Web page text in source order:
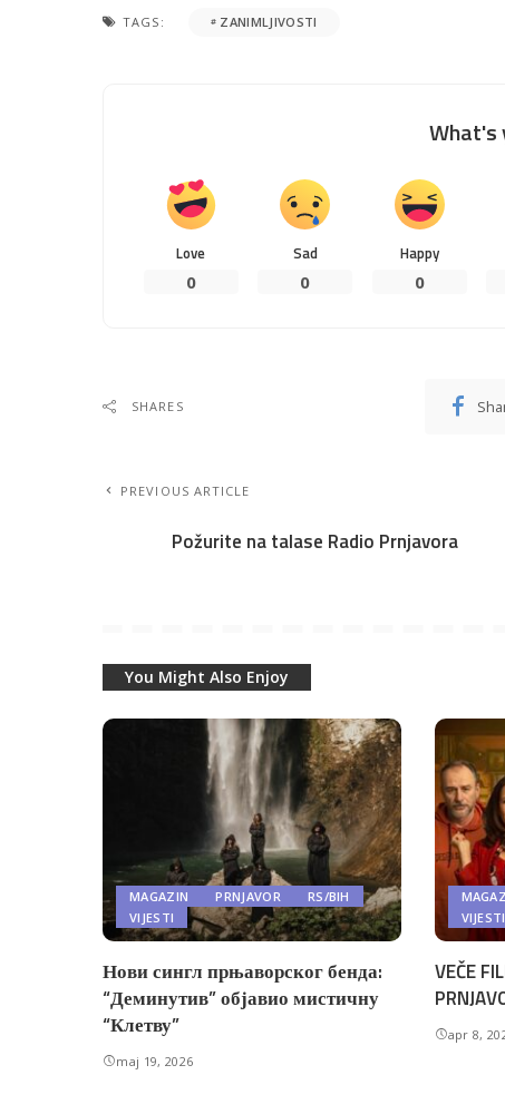
TAGS: ZANIMLJIVOSTI
What's
Love
0
Sad
0
Happy
0
SHARES
PREVIOUS ARTICLE
Požurite na talase Radio Prnjavora
You Might Also Enjoy
MAGAZIN PRNJAVOR
RS/BIH
VIJESTI
Нови сингл прњаворског бенда:
“Деминутив” објавио мистичну
“Клетву”
maj 19, 2026
VIJESTI
VEČE
apr 8,